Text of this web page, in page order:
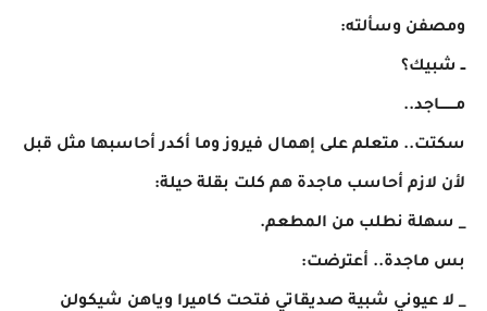
ومصفن وسألته:
ــ شبيك؟
مـــــــاجد..
سكتت.. متعلم على إهمال فيروز وما أكدر أحاسبها مثل قبل
لأن لازم أحاسب ماجدة هم كلت بقلة حيلة:
_ سهلة نطلب من المطعم.
بس ماجدة.. أعترضت:
_ لا عيوني شبية صديقاتي فتحت كاميرا وياهن شيكولن